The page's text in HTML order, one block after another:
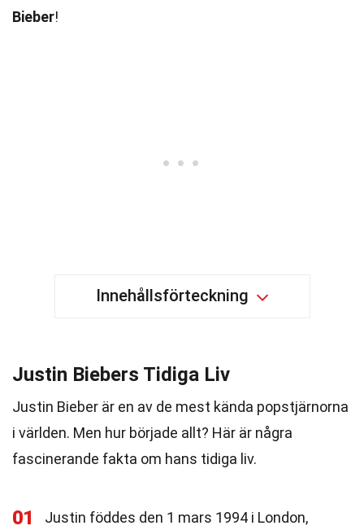
Bieber!
Innehållsförteckning
Justin Biebers Tidiga Liv
Justin Bieber är en av de mest kända popstjärnorna
i världen. Men hur började allt? Här är några
fascinerande fakta om hans tidiga liv.
01
Justin föddes den 1 mars 1994 i London,